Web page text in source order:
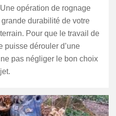
opération de rognage
durabilité de votre
Pour que le travail de
puisse dérouler d’une
pas négliger le bon choix